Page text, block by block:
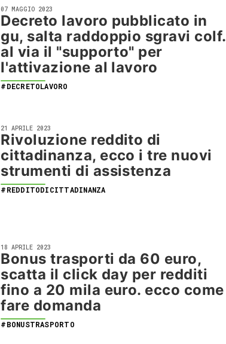
07 MAGGIO 2023
Decreto lavoro pubblicato in
gu, salta raddoppio sgravi colf.
al via il "supporto" per
l'attivazione al lavoro
#DECRETOLAVORO
21 APRILE 2023
Rivoluzione reddito di
cittadinanza, ecco i tre nuovi
strumenti di assistenza
#REDDITODICITTADINANZA
18 APRILE 2023
Bonus trasporti da 60 euro,
scatta il click day per redditi
fino a 20 mila euro. ecco come
fare domanda
#BONUSTRASPORTO